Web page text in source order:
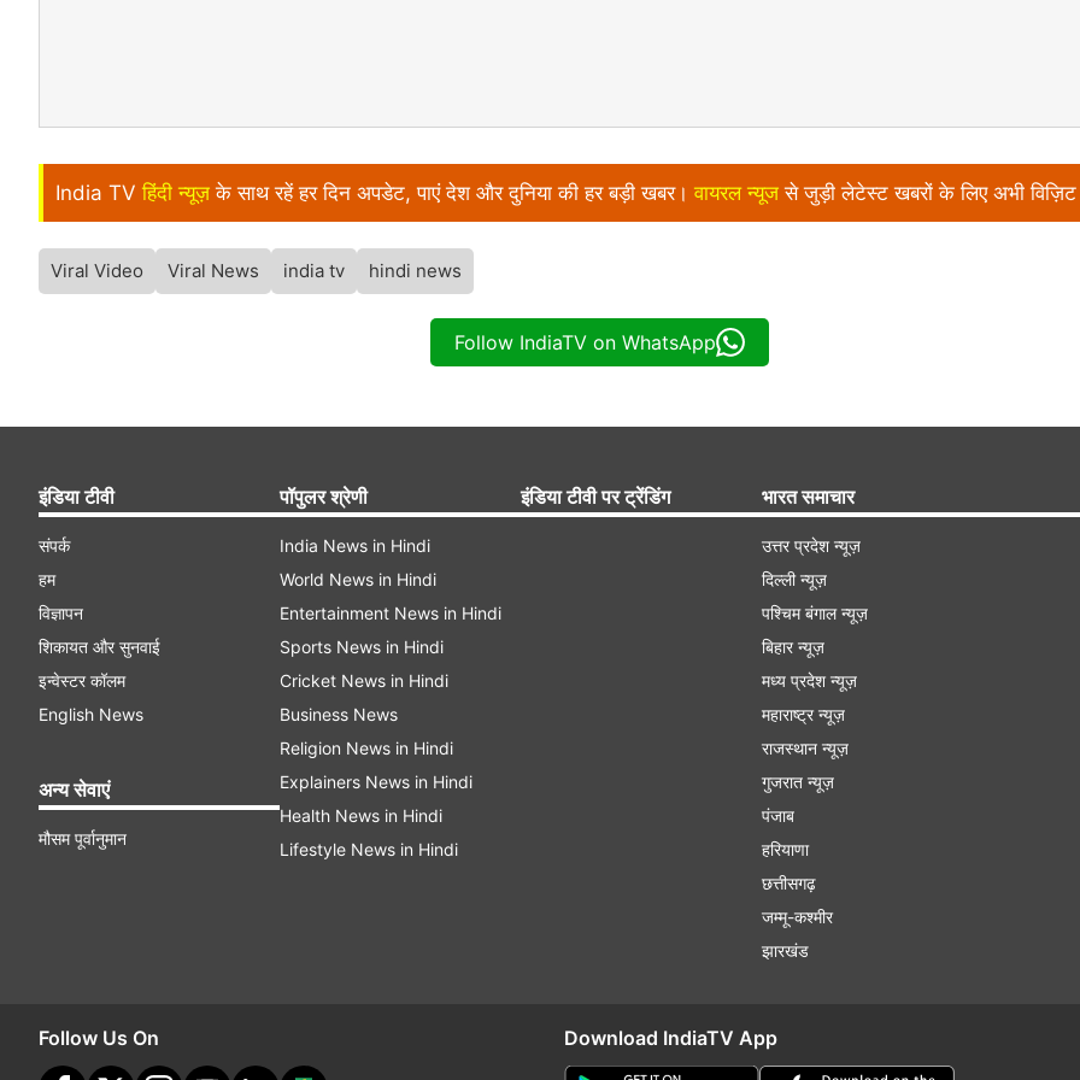
India TV हिंदी न्यूज़ के साथ रहें हर दिन अपडेट, पाएं देश और दुनिया की हर बड़ी खबर। वायरल न्‍यूज से जुड़ी लेटेस्ट खबरों के लिए अभी
Viral Video Viral News india tv hindi news
Follow IndiaTV on WhatsApp
इंडिया टीवी
संपर्क
हम
विज्ञापन
शिकायत और सुनवाई
इन्वेस्टर कॉलम
English News
अन्य सेवाएं
मौसम पूर्वानुमान
पॉपुलर श्रेणी
India News in Hindi
World News in Hindi
Entertainment News in Hindi
Sports News in Hindi
Cricket News in Hindi
Business News
Religion News in Hindi
Explainers News in Hindi
Health News in Hindi
Lifestyle News in Hindi
इंडिया टीवी पर ट्रेंडिंग भारत समाचार
उत्तर प्रदेश न्यूज़
दिल्ली न्यूज़
पश्चिम बंगाल न्यूज़
बिहार न्यूज़
मध्य प्रदेश न्यूज़
महाराष्ट्र न्यूज़
राजस्थान न्यूज़
गुजरात न्यूज़
पंजाब
हरियाणा
छत्तीसगढ़
जम्मू-कश्मीर
झारखंड
Follow Us On Download IndiaTV App